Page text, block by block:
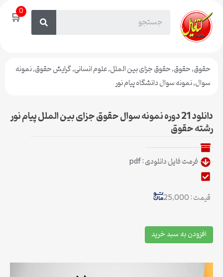
🛒0
حقوق,حقوق,حقوق جزای بین الملل,علوم انسانی,گرایش حقوق,نمونه
سوال,نمونه سوال دانشگاه پیام نور
دانلود 21 دوره نمونه سوال حقوق جزای بین الملل پیام نور
رشته حقوق
فرمت فایل دانلودی : pdf
قیمت : 25,000
افزودن به سبد خرید